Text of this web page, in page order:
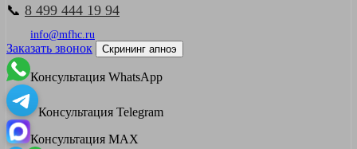
📞 8 499 444 19 94
info@mfhc.ru
Заказать звонок Скрининг апноэ
Консультация WhatsApp
Консультация Telegram
Консультация MAX